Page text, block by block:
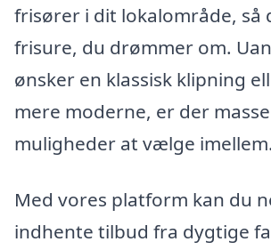
frisører i dit lokalområde, så
frisure, du drømmer om.
ønsker en klassisk klipning
mere moderne, er der
muligheder at vælge imellem.
Med vores platform kan du
indhente tilbud fra dygtige